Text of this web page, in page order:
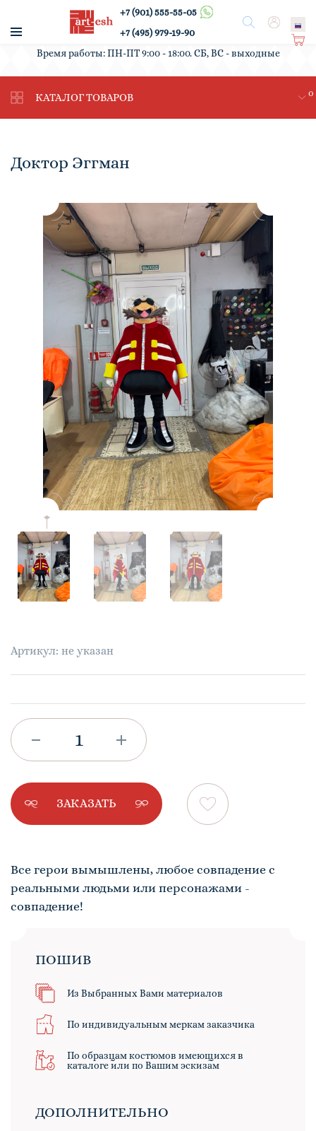
Поиск
+7 (901) 555-55-05
+7 (495) 979-19-90
Ко
ин
а
0
Вход
/
Время работы: ПН-ПТ 9:00 - 18:00. СБ, ВС - выходные
КАТАЛОГ ТОВАРОВ
Доктор Эггман
Артикул: не указан
ЗАКАЗАТЬ
Все герои вымышлены, любое совпадение с
реальными людьми или персонажами -
совпадение!
ПОШИВ
Из Выбранных Вами материалов
По индивидуальным меркам заказчика
По образцам костюмов имеющихся в
каталоге или по Вашим эскизам
ДОПОЛНИТЕЛЬНО